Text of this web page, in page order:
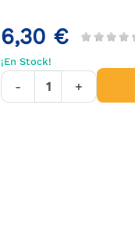
6,30 €
¡En Stock!
- +